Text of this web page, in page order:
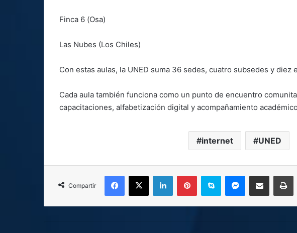
Finca 6 (Osa)
Las Nubes (Los Chiles)
Con estas aulas, la UNED suma 36 sedes, cuatro subsedes y diez
Cada aula también funciona como un punto de encuentro
capacitaciones, alfabetización digital y acompañamiento
internet UNED
Compartir
Facebook
X LinkedInPinterestSkype Messenger
Compartir por correo